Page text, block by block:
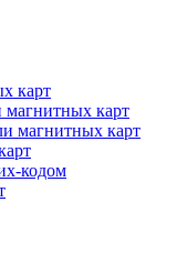
карт
карт
магнитных карт
кодом